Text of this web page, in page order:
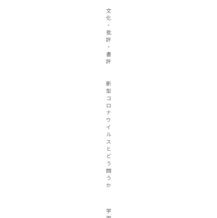
文
化
・
批
評
・
書
評
新
型
コ
ロ
ナ
ウ
イ
ル
ス
と
ど
う
闘
う
か
学